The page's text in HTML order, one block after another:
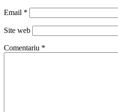
Email *
Site web
Comentariu *